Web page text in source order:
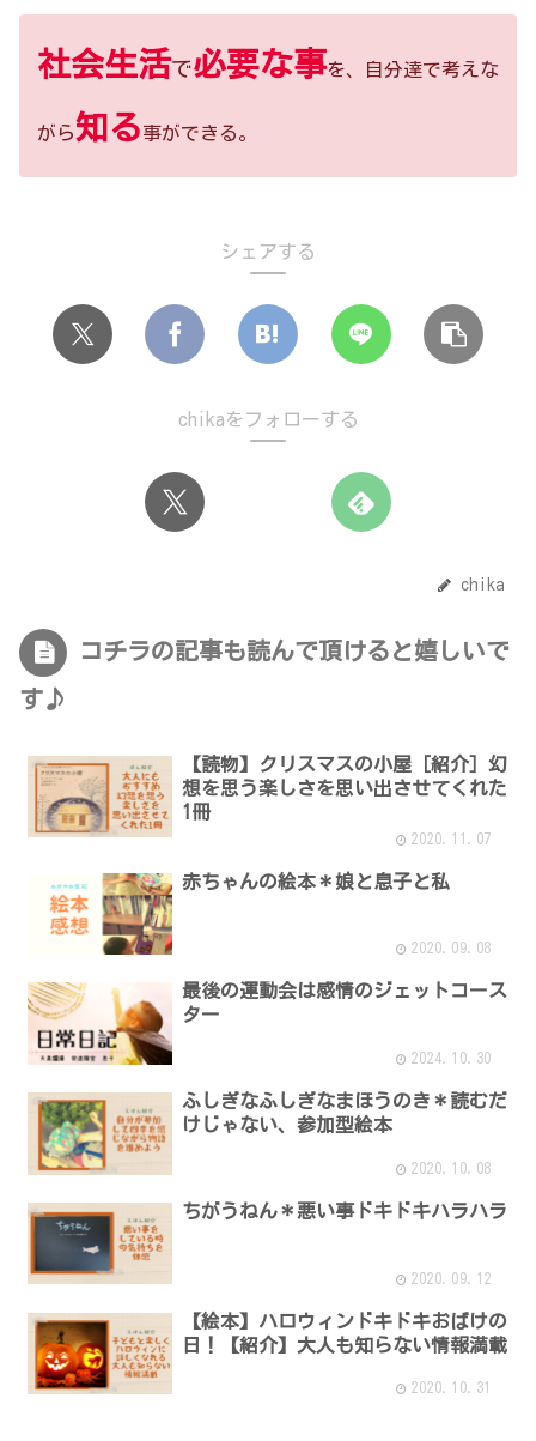
社会生活で必要な事を、自分達で考えな
がら知る事ができる。
シェアする
chikaをフォローする
chika
コチラの記事も読んで頂けると嬉しいで
す♪
【読物】クリスマスの小屋［紹介］幻
想を思う楽しさを思い出させてくれた
1冊
2020.11.07
赤ちゃんの絵本＊娘と息子と私
2020.09.08
最後の運動会は感情のジェットコース
ター
2024.10.30
ふしぎなふしぎなまほうのき＊読むだ
けじゃない、参加型絵本
2020.10.08
ちがうねん＊悪い事ドキドキハラハラ
2020.09.12
【絵本】ハロウィンドキドキおばけの
日！【紹介】大人も知らない情報満載
2020.10.31